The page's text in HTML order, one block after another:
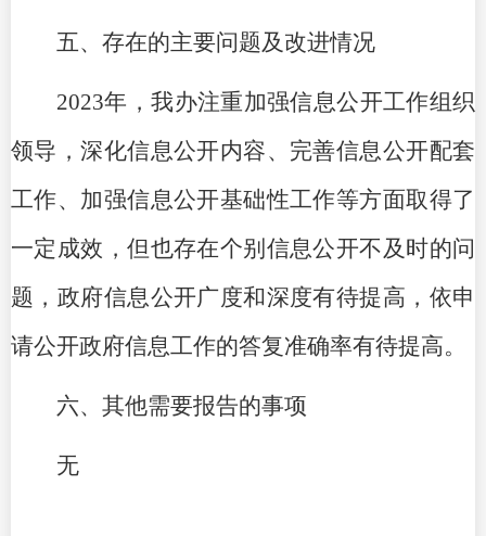
五、存在的主要问题及改进情况
2023年，我办注重加强信息公开工作组织
领导，深化信息公开内容、完善信息公开配套
工作、加强信息公开基础性工作等方面取得了
一定成效，但也存在个别信息公开不及时的问
题，政府信息公开广度和深度有待提高，依申
请公开政府信息工作的答复准确率有待提高。
六、其他需要报告的事项
无